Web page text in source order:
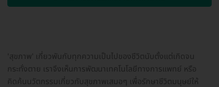
'สุขภาพ' เกี่ยวพันกับทุกความเป็นไปของชีวิตนับตั้งแต่เกิดจน
กระทั่งตาย เราจึงเห็นการพัฒนาเทคโนโลยีทางการแพทย์ หรือ
คิดค้นนวัตกรรมเกี่ยวกับสุขภาพเสมอๆ เพื่อรักษาชีวิตมนุษย์ให้